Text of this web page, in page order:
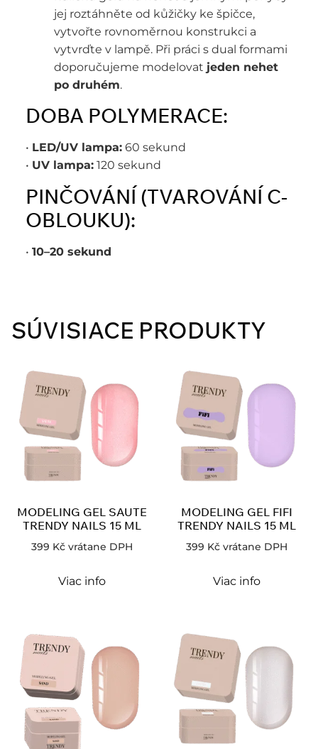
jej roztáhněte od kůžičky ke špičce,
vytvořte rovnoměrnou konstrukci a
vytvrďte v lampě. Při práci s dual formami
doporučujeme modelovat jeden nehet
po druhém.
DOBA POLYMERACE:
• LED/UV lampa: 60 sekund
• UV lampa: 120 sekund
PINČOVÁNÍ (TVAROVÁNÍ C-
OBLOUKU):
• 10–20 sekund
SÚVISIACE PRODUKTY
MODELING GEL SAUTE
TRENDY NAILS 15 ML
399 Kč vrátane DPH
Viac info
MODELING GEL FIFI
TRENDY NAILS 15 ML
399 Kč vrátane DPH
Viac info